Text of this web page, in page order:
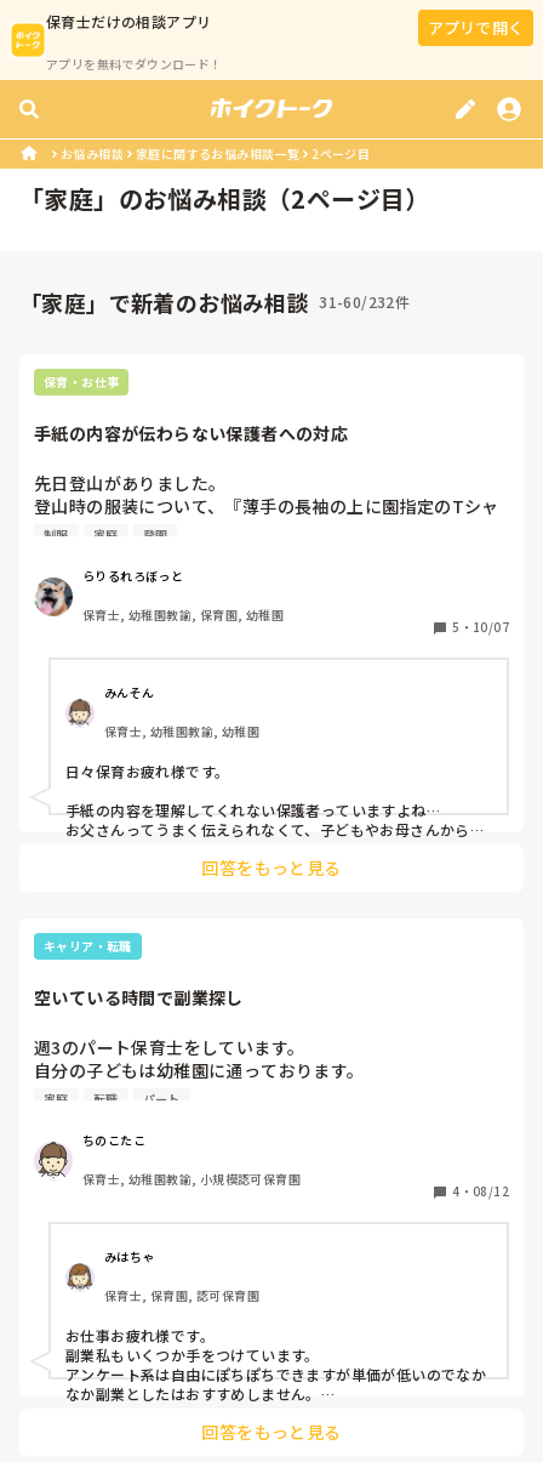
保育士だけの相談アプリ
アプリを無料でダウンロード！
アプリで開く
お悩み相談 家庭に関するお悩み相談一覧 2ページ目
「家庭」のお悩み相談（2ページ目）
「家庭」で新着のお悩み相談 31-60/232件
保育・お仕事
手紙の内容が伝わらない保護者への対応
先日登山がありました。
登山時の服装について、『薄手の長袖の上に園指定のTシャ
ツを重ね着してください。（ヒートテック等は暑くなりすぎ
年長、年中なので、子どもたちにも話していました。
全員で32人でしたが、当日ひとりだけ園指定のトレーナーで
した。（年長の女の子です）
翌日そこの家庭から、｢服装についての説明が分かりにくか
った｣と苦情がありました。
父送り、祖父母迎えでお母さんとはなかなか会えない家庭な
ので、お父さんには登園時に口頭でもしっかりと伝えたので
すが、お父さんからお母さんの方に伝える際に行き違いがあ
ったのか……💦
ちなみに、苦情を言ってきたのはお父さんです。
制服 家庭 登園
らりるれろぼっと
保育士, 幼稚園教諭, 保育園, 幼稚園
5 ・ 10/07
みんそん
保育士, 幼稚園教諭, 幼稚園
日々保育お疲れ様です。
手紙の内容を理解してくれない保護者っていますよね…
お父さんってうまく伝えられなくて、子どもやお母さんから怒
手紙に絵を表示する、母親に電話する、その子に毎日のように
ますよね(>_<)
とを伝えてくれれば、次は間違えないようにしようって思って
回答をもっと見る
キャリア・転職
空いている時間で副業探し
週3のパート保育士をしています。
自分の子どもは幼稚園に通っております。
保育園でフルで働いてしまうと責任ある仕事もどんどん任さ
ります。
空いた時間に在宅でできる何か副業をしたいなと漠然と考え
ています。
なにか良さそうな仕事や、実際やってるよ〜というお仕事が
ありましたら教えていただけると嬉しいです。
家庭 転職 パート
ちのこたこ
保育士, 幼稚園教諭, 小規模認可保育園
4 ・ 08/12
みはちゃ
保育士, 保育園, 認可保育園
お仕事お疲れ様です。
副業私もいくつか手をつけています。
アンケート系は自由にぽちぽちできますが単価が低いのでなか
なか副業としたはおすすめしません。
ょくメルカリで出品しています。
回答をもっと見る